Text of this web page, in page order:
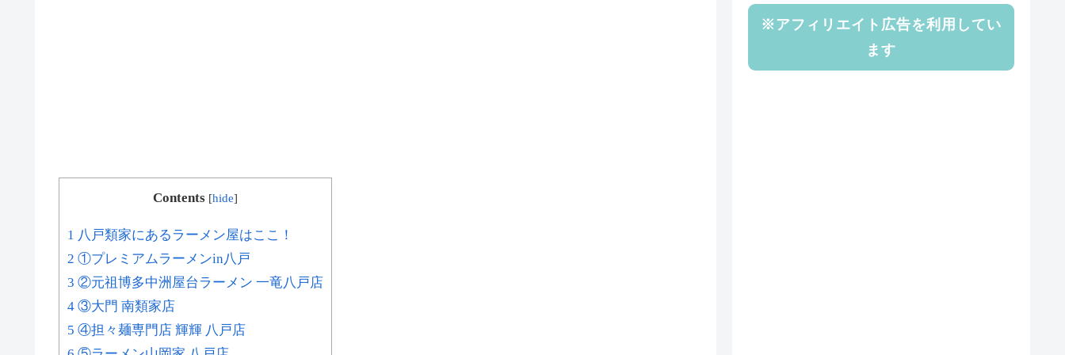
Contents [hide]
1 八戸類家にあるラーメン屋はここ！
2 ①プレミアムラーメンin八戸
3 ②元祖博多中洲屋台ラーメン 一竜八戸店
4 ③大門 南類家店
5 ④担々麺専門店 輝輝 八戸店
※アフィリエイト広告を利用してい
ます